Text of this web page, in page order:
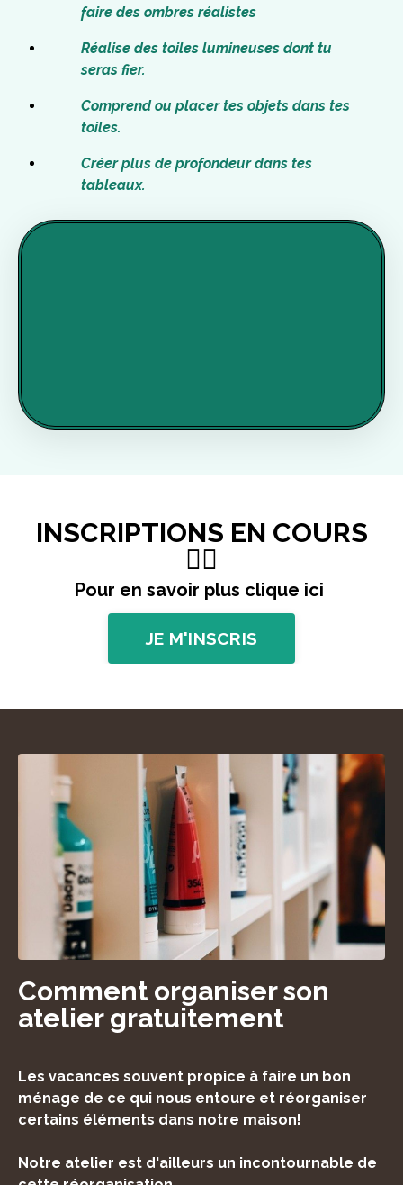
faire des ombres réalistes
Réalise des toiles lumineuses dont tu
seras fier.
Comprend ou placer tes objets dans tes
toiles.
Créer plus de profondeur dans tes
tableaux.
INSCRIPTIONS EN COURS
👇🏼
Pour en savoir plus clique ici
JE M'INSCRIS
Comment organiser son
atelier gratuitement
Les vacances souvent propice à faire un bon
ménage de ce qui nous entoure et réorganiser
certains éléments dans notre maison!
Notre atelier est d'ailleurs un incontournable de